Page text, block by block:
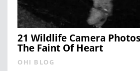
21 Wildlife Camera
The Faint Of Heart
OHI BLOG